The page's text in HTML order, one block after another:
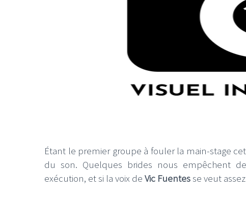
Étant le premier groupe à fouler la main-stage
du son. Quelques brides nous empêchent
exécution, et si la voix de Vic Fuentesse veut